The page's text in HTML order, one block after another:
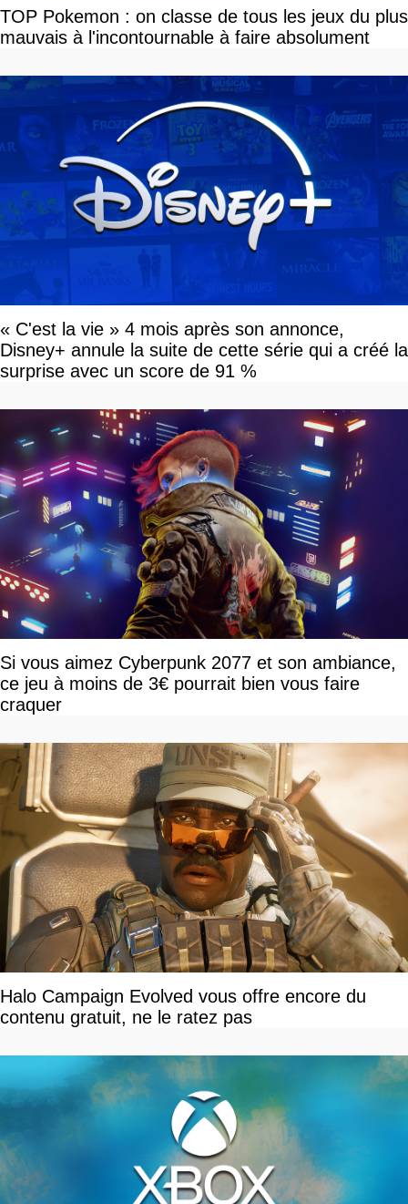
TOP Pokemon : on classe de tous les jeux du plus
mauvais à l'incontournable à faire absolument
« C'est la vie » 4 mois après son annonce,
Disney+ annule la suite de cette série qui a créé la
surprise avec un score de 91 %
Si vous aimez Cyberpunk 2077 et son ambiance,
ce jeu à moins de 3€ pourrait bien vous faire
craquer
Halo Campaign Evolved vous offre encore du
contenu gratuit, ne le ratez pas